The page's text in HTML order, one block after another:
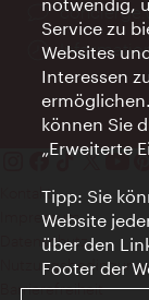
Ort:
Kontakt
Impressum
Datenschutz
Barrierefreiheit
Service zu
Websites
Interessen
können Sie
„Erweiterte
Tipp: Sie
Website
über den
Footer der